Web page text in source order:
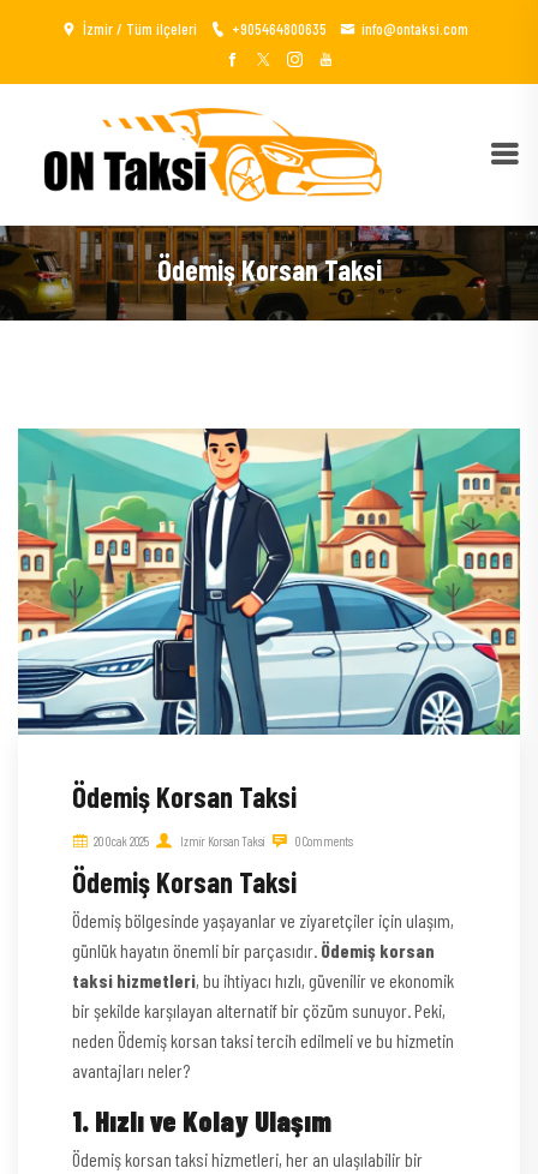
İzmir / Tüm ilçeleri +905464800635 info@ontaksi.com
Ödemiş Korsan Taksi
Ödemiş Korsan Taksi
20 Ocak 2025 Izmir Korsan Taksi 0 Comments
Ödemiş Korsan Taksi
Ödemiş bölgesinde yaşayanlar ve ziyaretçiler için ulaşım,
günlük hayatın önemli bir parçasıdır. Ödemiş korsan
taksi hizmetleri, bu ihtiyacı hızlı, güvenilir ve ekonomik
bir şekilde karşılayan alternatif bir çözüm sunuyor. Peki,
neden Ödemiş korsan taksi tercih edilmeli ve bu hizmetin
avantajları neler?
1. Hızlı ve Kolay Ulaşım
Ödemiş korsan taksi hizmetleri, her an ulaşılabilir bir